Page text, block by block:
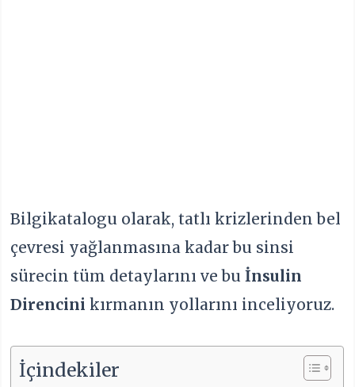
Bilgikatalogu olarak, tatlı krizlerinden bel
çevresi yağlanmasına kadar bu sinsi
sürecin tüm detaylarını ve buİnsulin
Direncini kırmanın yollarını inceliyoruz.
İçindekiler